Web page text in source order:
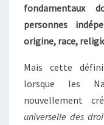
fondamentaux
personnes
origine, race,
Mais cette
lorsque les
nouvellement
universelle des